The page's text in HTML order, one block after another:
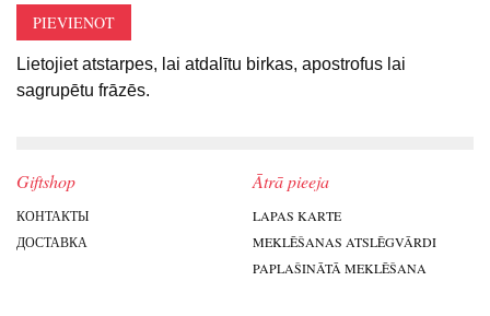
PIEVIENOT
Lietojiet atstarpes, lai atdalītu birkas, apostrofus lai
sagrupētu frāzēs.
Giftshop
КОНТАКТЫ
ДОСТАВКА
Ātrā pieeja
LAPAS KARTE
MEKLĒŠANAS ATSLĒGVĀRDI
PAPLAŠINĀTĀ MEKLĒŠANA